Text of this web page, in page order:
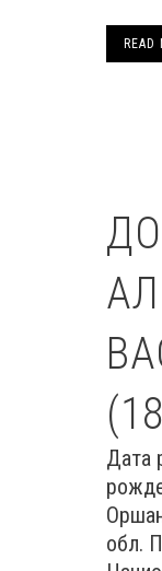
READ
Дата
обл.